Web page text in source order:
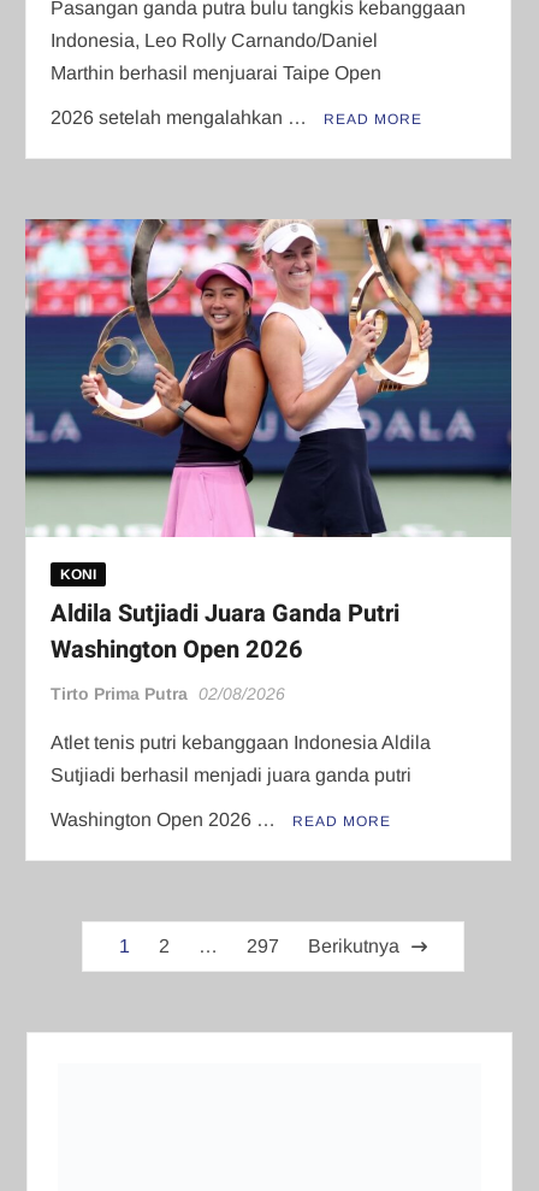
Pasangan ganda putra bulu tangkis kebanggaan
Indonesia, Leo Rolly Carnando/Daniel
Marthin berhasil menjuarai Taipe Open
2026 setelah mengalahkan … READ MORE
KONI
Aldila Sutjiadi Juara Ganda Putri
Washington Open 2026
Tirto Prima Putra 02/08/2026
Atlet tenis putri kebanggaan Indonesia Aldila
Sutjiadi berhasil menjadi juara ganda putri
Washington Open 2026 … READ MORE
Paginasi
1 2 … 297 Berikutnya